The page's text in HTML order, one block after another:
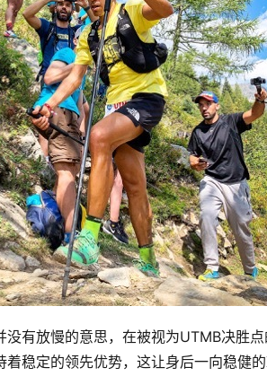
有放慢的意思，在被视为UTMB决胜
稳定的领先优势，这让身后一向稳健